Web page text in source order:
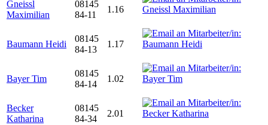
Gneissl
Maximilian
08145
84-11
1.16
Baumann Heidi
08145
84-13
1.17
Bayer Tim
08145
84-14
1.02
Becker
Katharina
08145
84-34
2.01